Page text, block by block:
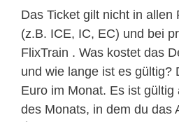
Das Ticket gilt nicht in allen
(z.B. ICE, IC, EC) und bei
FlixTrain . Was kostet das
und wie lange ist es gültig?
Euro im Monat. Es ist gültig
des Monats, in dem du das